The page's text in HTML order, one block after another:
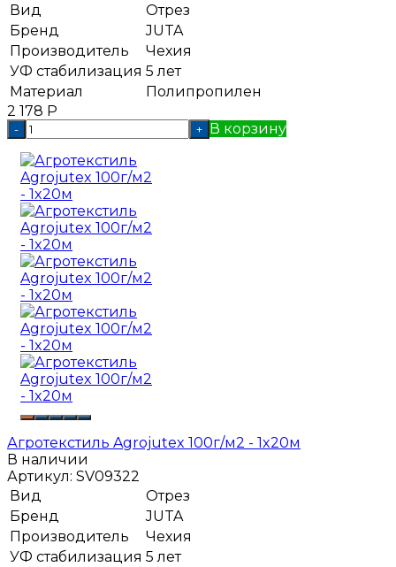
Вид
Отрез
Бренд
JUTA
Производитель
Чехия
УФ стабилизация 5 лет
Материал
Полипропилен
2 178 Р
- + В корзину
Агротекстиль Agrojutex 100г/м2 - 1x20м
В наличии
Артикул: SV09322
Вид
Отрез
Бренд
JUTA
Производитель
Чехия
УФ стабилизация 5 лет